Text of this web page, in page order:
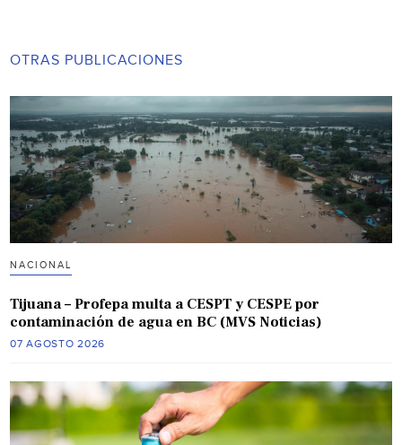
OTRAS PUBLICACIONES
NACIONAL
Tijuana – Profepa multa a CESPT y CESPE por
contaminación de agua en BC (MVS Noticias)
07 AGOSTO 2026